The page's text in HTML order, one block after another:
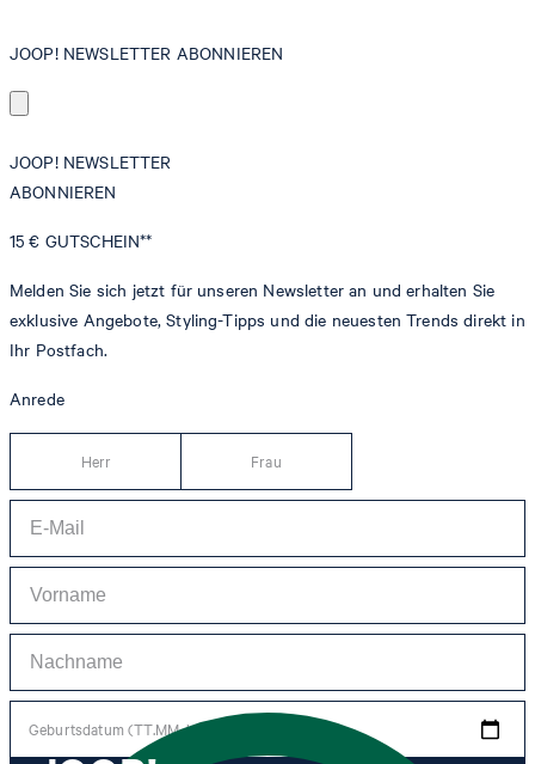
JOOP! NEWSLETTER ABONNIEREN
JOOP! NEWSLETTER
ABONNIEREN
15 € GUTSCHEIN**
Melden Sie sich jetzt für unseren Newsletter an und erhalten Sie
exklusive Angebote, Styling-Tipps und die neuesten Trends direkt in
Ihr Postfach.
Anrede
Herr Frau
Geburtsdatum (TT.MM.JJJJ)